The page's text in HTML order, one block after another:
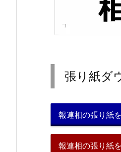
張り紙ダ
報連相の張り紙
報連相の張り紙